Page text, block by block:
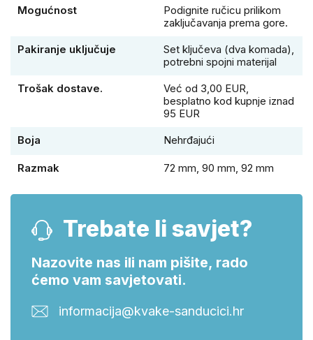
Mogućnost
Podignite ručicu prilikom
zaključavanja prema gore.
Pakiranje uključuje
Set ključeva (dva komada),
potrebni spojni materijal
Trošak dostave.
Već od 3,00 EUR,
besplatno kod kupnje iznad
95 EUR
Boja
Nehrđajući
Razmak 72 mm, 90 mm, 92 mm
Trebate li savjet?
Nazovite nas ili nam pišite, rado
ćemo vam savjetovati.
informacija@kvake-sanducici.hr